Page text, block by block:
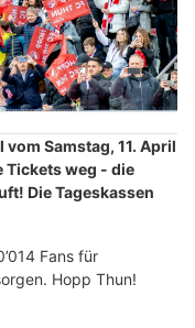
vom Samstag, 11. April
Tickets weg - die
Die Tageskassen
Fans für
Hopp Thun!